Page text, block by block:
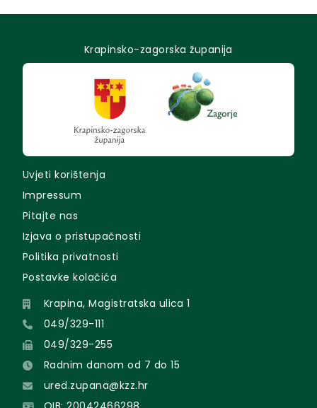
Krapinsko-zagorska županija
Uvjeti korištenja
Impressum
Pitajte nas
Izjava o pristupačnosti
Politika privatnosti
Postavke kolačića
Krapina, Magistratska ulica 1
049/329-111
049/329-255
Radnim danom od 7 do 15
ured.zupana@kzz.hr